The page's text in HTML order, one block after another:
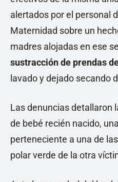
alertados por el personal
Maternidad sobre un
madres alojadas en ese
sustracción de prendas
lavado y dejado secando
Las denuncias detallaron
de bebé recién nacido,
perteneciente a una de
polar verde de la otra